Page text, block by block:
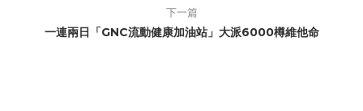
下一篇
一連兩日「GNC流動健康加油站」大派6000樽維他命